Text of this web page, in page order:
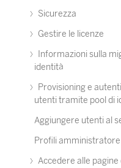
Sicurezza
Gestire le licenze
Informazioni sulla
identità
Provisioning e
utenti tramite pool di
Aggiungere utenti al
Profili amministratore
Accedere alle pagine